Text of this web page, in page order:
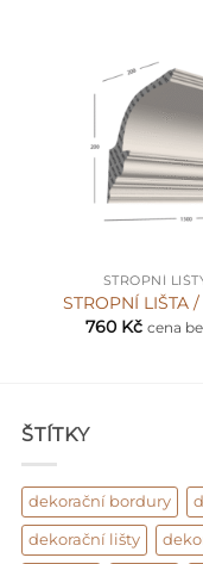
STROPNÍ
STROPNÍ LIŠTA
760 Kč cena
ŠTÍTKY
dekorační bordury
dekorační lišty